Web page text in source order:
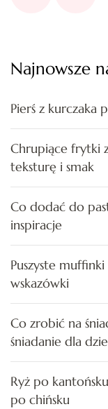
Najnowsze
Pierś z kurczaka
Chrupiące frytki
teksturę i smak
Co dodać do
inspiracje
Puszyste
wskazówki
Co zrobić na
śniadanie dla
Ryż po
po chińsku